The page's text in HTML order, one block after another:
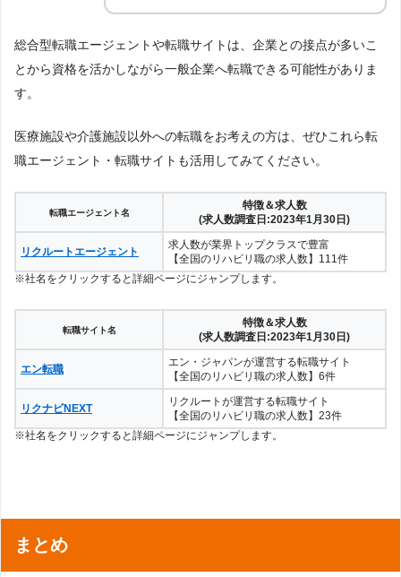
総合型転職エージェントや転職サイトは、企業との接点が多いこ
とから資格を活かしながら一般企業へ転職できる可能性がありま
す。
医療施設や介護施設以外への転職をお考えの方は、ぜひこれら転
職エージェント・転職サイトも活用してみてください。
転職エージェント名
特徴＆求人数
(求人数調査日:2023年1月30日)
リクルートエージェント
求人数が業界トップクラスで豊富
【全国のリハビリ職の求人数】111件
※社名をクリックすると詳細ページにジャンプします。
転職サイト名
特徴＆求人数
(求人数調査日:2023年1月30日)
エン転職
エン・ジャパンが運営する転職サイト
【全国のリハビリ職の求人数】6件
リクナビNEXT
リクルートが運営する転職サイト
【全国のリハビリ職の求人数】23件
※社名をクリックすると詳細ページにジャンプします。
まとめ